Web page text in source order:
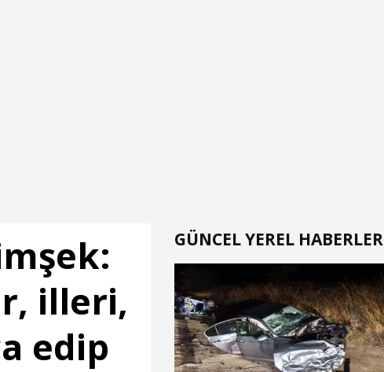
illeri,
edip
GÜNCEL YEREL HABERLER